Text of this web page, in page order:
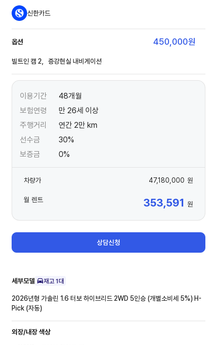
신한카드
옵션 450,000원
빌트인 캠 2，증강현실 내비게이션
이용기간
48개월
보험연령
만 26세 이상
주행거리
연간 2만 km
선수금
30%
보증금
0%
차량가 47,180,000 원
월 렌트 353,591 원
상담신청
세부모델 재고 1대
2026년형 가솔린 1.6 터보 하이브리드 2WD 5인승 (개별소비세 5%) H-
Pick (자동)
외장/내장색상